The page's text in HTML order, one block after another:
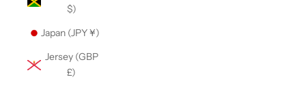
$)
Japan (JPY ¥)
Jersey (GBP
£)